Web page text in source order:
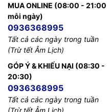
MUA ONLINE (08:00 - 21:00
mỗi ngày)
0936368995
Tất cả các ngày trong tuần
(Trừ tết Âm Lịch)
GÓP Ý & KHIẾU NẠI (08:30 -
20:30)
0936368995
Tất cả các ngày trong tuần
(Trừ tết Âm Lịch)